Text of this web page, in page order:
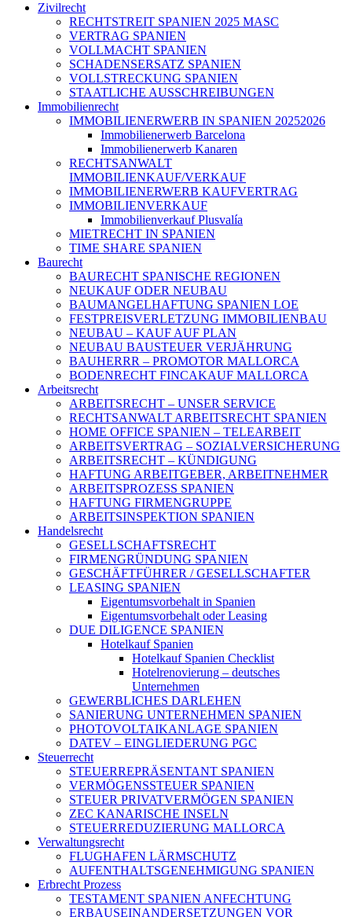
Zivilrecht
RECHTSTREIT SPANIEN 2025 MASC
VERTRAG SPANIEN
VOLLMACHT SPANIEN
SCHADENSERSATZ SPANIEN
VOLLSTRECKUNG SPANIEN
STAATLICHE AUSSCHREIBUNGEN
Immobilienrecht
IMMOBILIENERWERB IN SPANIEN 20252026
Immobilienerwerb Barcelona
Immobilienerwerb Kanaren
RECHTSANWALT
IMMOBILIENKAUF/VERKAUF
IMMOBILIENERWERB KAUFVERTRAG
IMMOBILIENVERKAUF
Immobilienverkauf Plusvalía
MIETRECHT IN SPANIEN
TIME SHARE SPANIEN
Baurecht
BAURECHT SPANISCHE REGIONEN
NEUKAUF ODER NEUBAU
BAUMANGELHAFTUNG SPANIEN LOE
FESTPREISVERLETZUNG IMMOBILIENBAU
NEUBAU – KAUF AUF PLAN
NEUBAU BAUSTEUER VERJÄHRUNG
BAUHERRR – PROMOTOR MALLORCA
BODENRECHT FINCAKAUF MALLORCA
Arbeitsrecht
ARBEITSRECHT – UNSER SERVICE
RECHTSANWALT ARBEITSRECHT SPANIEN
HOME OFFICE SPANIEN – TELEARBEIT
ARBEITSVERTRAG – SOZIALVERSICHERUNG
ARBEITSRECHT – KÜNDIGUNG
HAFTUNG ARBEITGEBER, ARBEITNEHMER
ARBEITSPROZESS SPANIEN
HAFTUNG FIRMENGRUPPE
ARBEITSINSPEKTION SPANIEN
Handelsrecht
GESELLSCHAFTSRECHT
FIRMENGRÜNDUNG SPANIEN
GESCHÄFTFÜHRER / GESELLSCHAFTER
LEASING SPANIEN
Eigentumsvorbehalt in Spanien
Eigentumsvorbehalt oder Leasing
DUE DILIGENCE SPANIEN
Hotelkauf Spanien
Hotelkauf Spanien Checklist
Hotelrenovierung – deutsches
Unternehmen
GEWERBLICHES DARLEHEN
SANIERUNG UNTERNEHMEN SPANIEN
PHOTOVOLTAIKANLAGE SPANIEN
DATEV – EINGLIEDERUNG PGC
Steuerrecht
STEUERREPRÄSENTANT SPANIEN
VERMÖGENSSTEUER SPANIEN
STEUER PRIVATVERMÖGEN SPANIEN
ZEC KANARISCHE INSELN
STEUERREDUZIERUNG MALLORCA
Verwaltungsrecht
FLUGHAFEN LÄRMSCHUTZ
AUFENTHALTSGENEHMIGUNG SPANIEN
Erbrecht Prozess
TESTAMENT SPANIEN ANFECHTUNG
ERBAUSEINANDERSETZUNGEN VOR